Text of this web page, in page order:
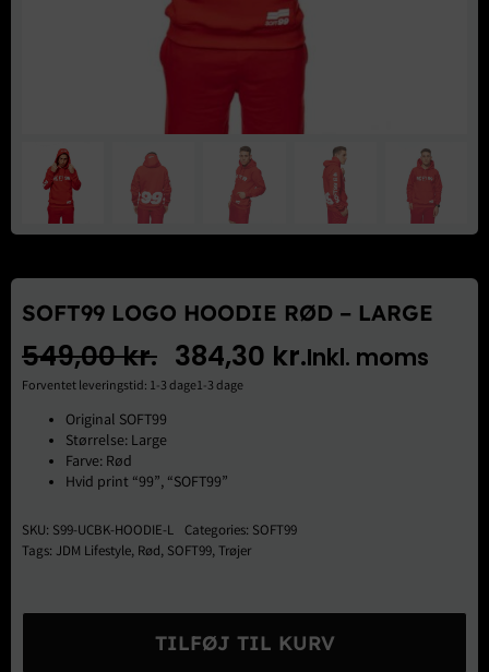
SOFT99 LOGO HOODIE RØD – LARGE
549,00kr.
Den
oprindelige
pris
var:
549,00 kr..
384,30 kr.
Den
aktuelle
pris
384,30 kr..
Inkl. moms
Forventet leveringstid: 1-3 dage1-3 dage
Original SOFT99
Størrelse: Large
Farve: Rød
Hvid print “99”, “SOFT99”
SKU: S99-UCBK-HOODIE-L Categories: SOFT99
Tags: JDM Lifestyle, Rød, SOFT99,Trøjer
Hoodie
TILFØJ TIL KURV